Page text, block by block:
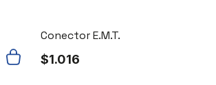
Conector E.M.T.
$1.016